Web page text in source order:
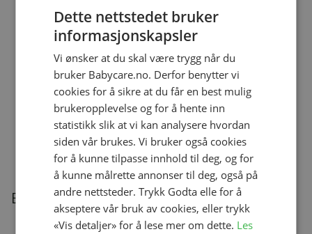
Ullsokker, Huttelihut, Mahogany
Rose
kr 319,00
Shopper, Huttelihut
kr 749,00
Beskrivelse
Dette nettstedet bruker
informasjonskapsler
Vi ønsker at du skal være trygg når du
bruker Babycare.no. Derfor benytter vi
cookies for å sikre at du får en best mulig
brukeropplevelse og for å hente inn
statistikk slik at vi kan analysere hvordan
siden vår brukes. Vi bruker også cookies
for å kunne tilpasse innhold til deg, og for
å kunne målrette annonser til deg, også på
andre nettsteder. Trykk Godta elle for å
akseptere vår bruk av cookies, eller trykk
«Vis detaljer» for å lese mer om dette. Les